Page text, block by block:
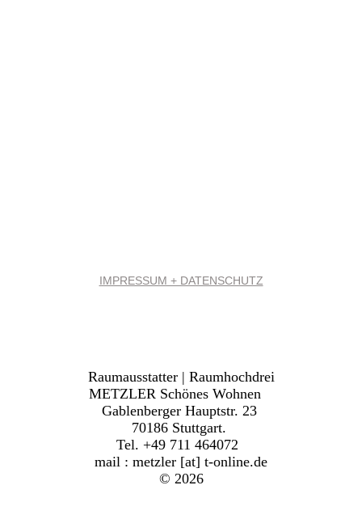
IMPRESSUM + DATENSCHUTZ
Raumausstatter | Raumhochdrei
METZLER Schönes Wohnen
Gablenberger Hauptstr. 23
70186 Stuttgart.
Tel. +49 711 464072
mail : metzler [at] t-online.de
© 2026